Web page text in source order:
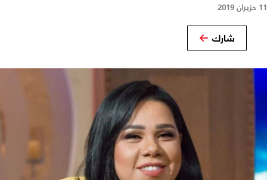
11 حزيران 2019
شارك